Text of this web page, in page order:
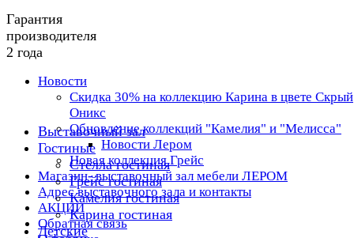
Гарантия
производителя
2 года
Новости
Скидка 30% на коллекцию Карина в цвете Скрый
Оникс
Обновление коллекций "Камелия" и "Мелисса"
Новости Лером
Новая коллекция Грейс
Магазин- выставочный зал мебели ЛЕРОМ
Адрес выставочного зала и контакты
АКЦИИ
Обратная связь
Выставочный зал
Гостиные
Стелла гостиная
Грейс гостиная
Камелия гостиная
Карина гостиная
Детские